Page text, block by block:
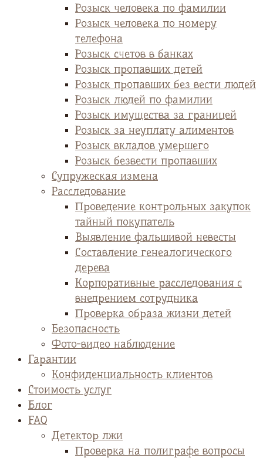
Розыск человека по фамилии
Розыск человека по номеру
телефона
Розыск счетов в банках
Розыск пропавших детей
Розыск пропавших без вести людей
Розыск людей по фамилии
Розыск имущества за границей
Розыск за неуплату алиментов
Розыск вкладов умершего
Розыск безвести пропавших
Супружеская измена
Расследование
Проведение контрольных закупок
тайный покупатель
Выявление фальшивой невесты
Cоставление генеалогического
дерева
Корпоративные расследования с
внедрением сотрудника
Проверка образа жизни детей
Безопасность
Фото-видео наблюдение
Гарантии
Конфиденциальность клиентов
Стоимость услуг
Блог
FAQ
Детектор лжи
Проверка на полиграфе вопросы